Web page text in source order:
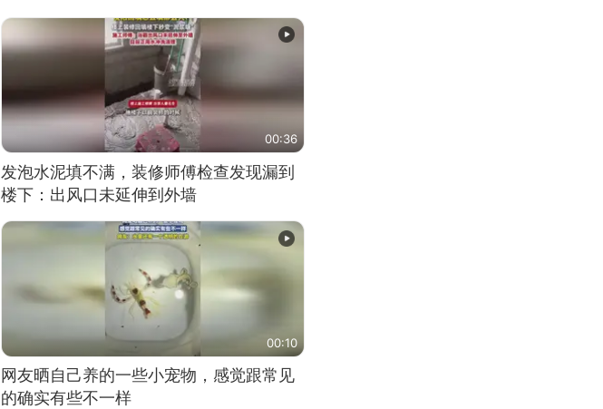
00:36
发泡水泥填不满，装修师傅检查发现漏到
楼下：出风口未延伸到外墙
00:10
网友晒自己养的一些小宠物，感觉跟常见
的确实有些不一样